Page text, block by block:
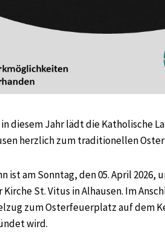
diesem Jahr lädt die Katholische
herzlich zum traditionellen
ist am Sonntag, den 05. April 2026,
Kirche St. Vitus in Alhausen. Im
zum Osterfeuerplatz auf dem
wird.